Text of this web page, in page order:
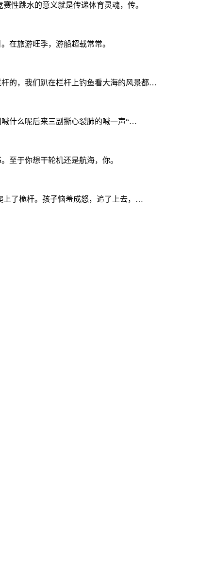
性跳水的意义就是传递体育灵魂，传。
在旅游旺季，游船超载常常。
的，我们趴在栏杆上钓鱼看大海的风景都…
什么呢后来三副撕心裂肺的喊一声“…
至于你想干轮机还是航海，你。
上了桅杆。孩子恼羞成怒，追了上去，…